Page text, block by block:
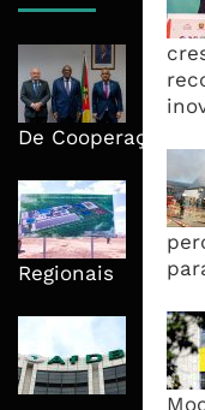
De Cooperação
Regionais